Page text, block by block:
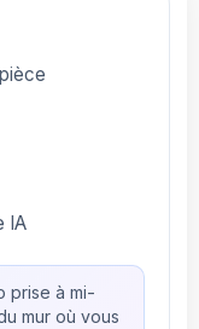
IA
prise à mi-
mur où vous